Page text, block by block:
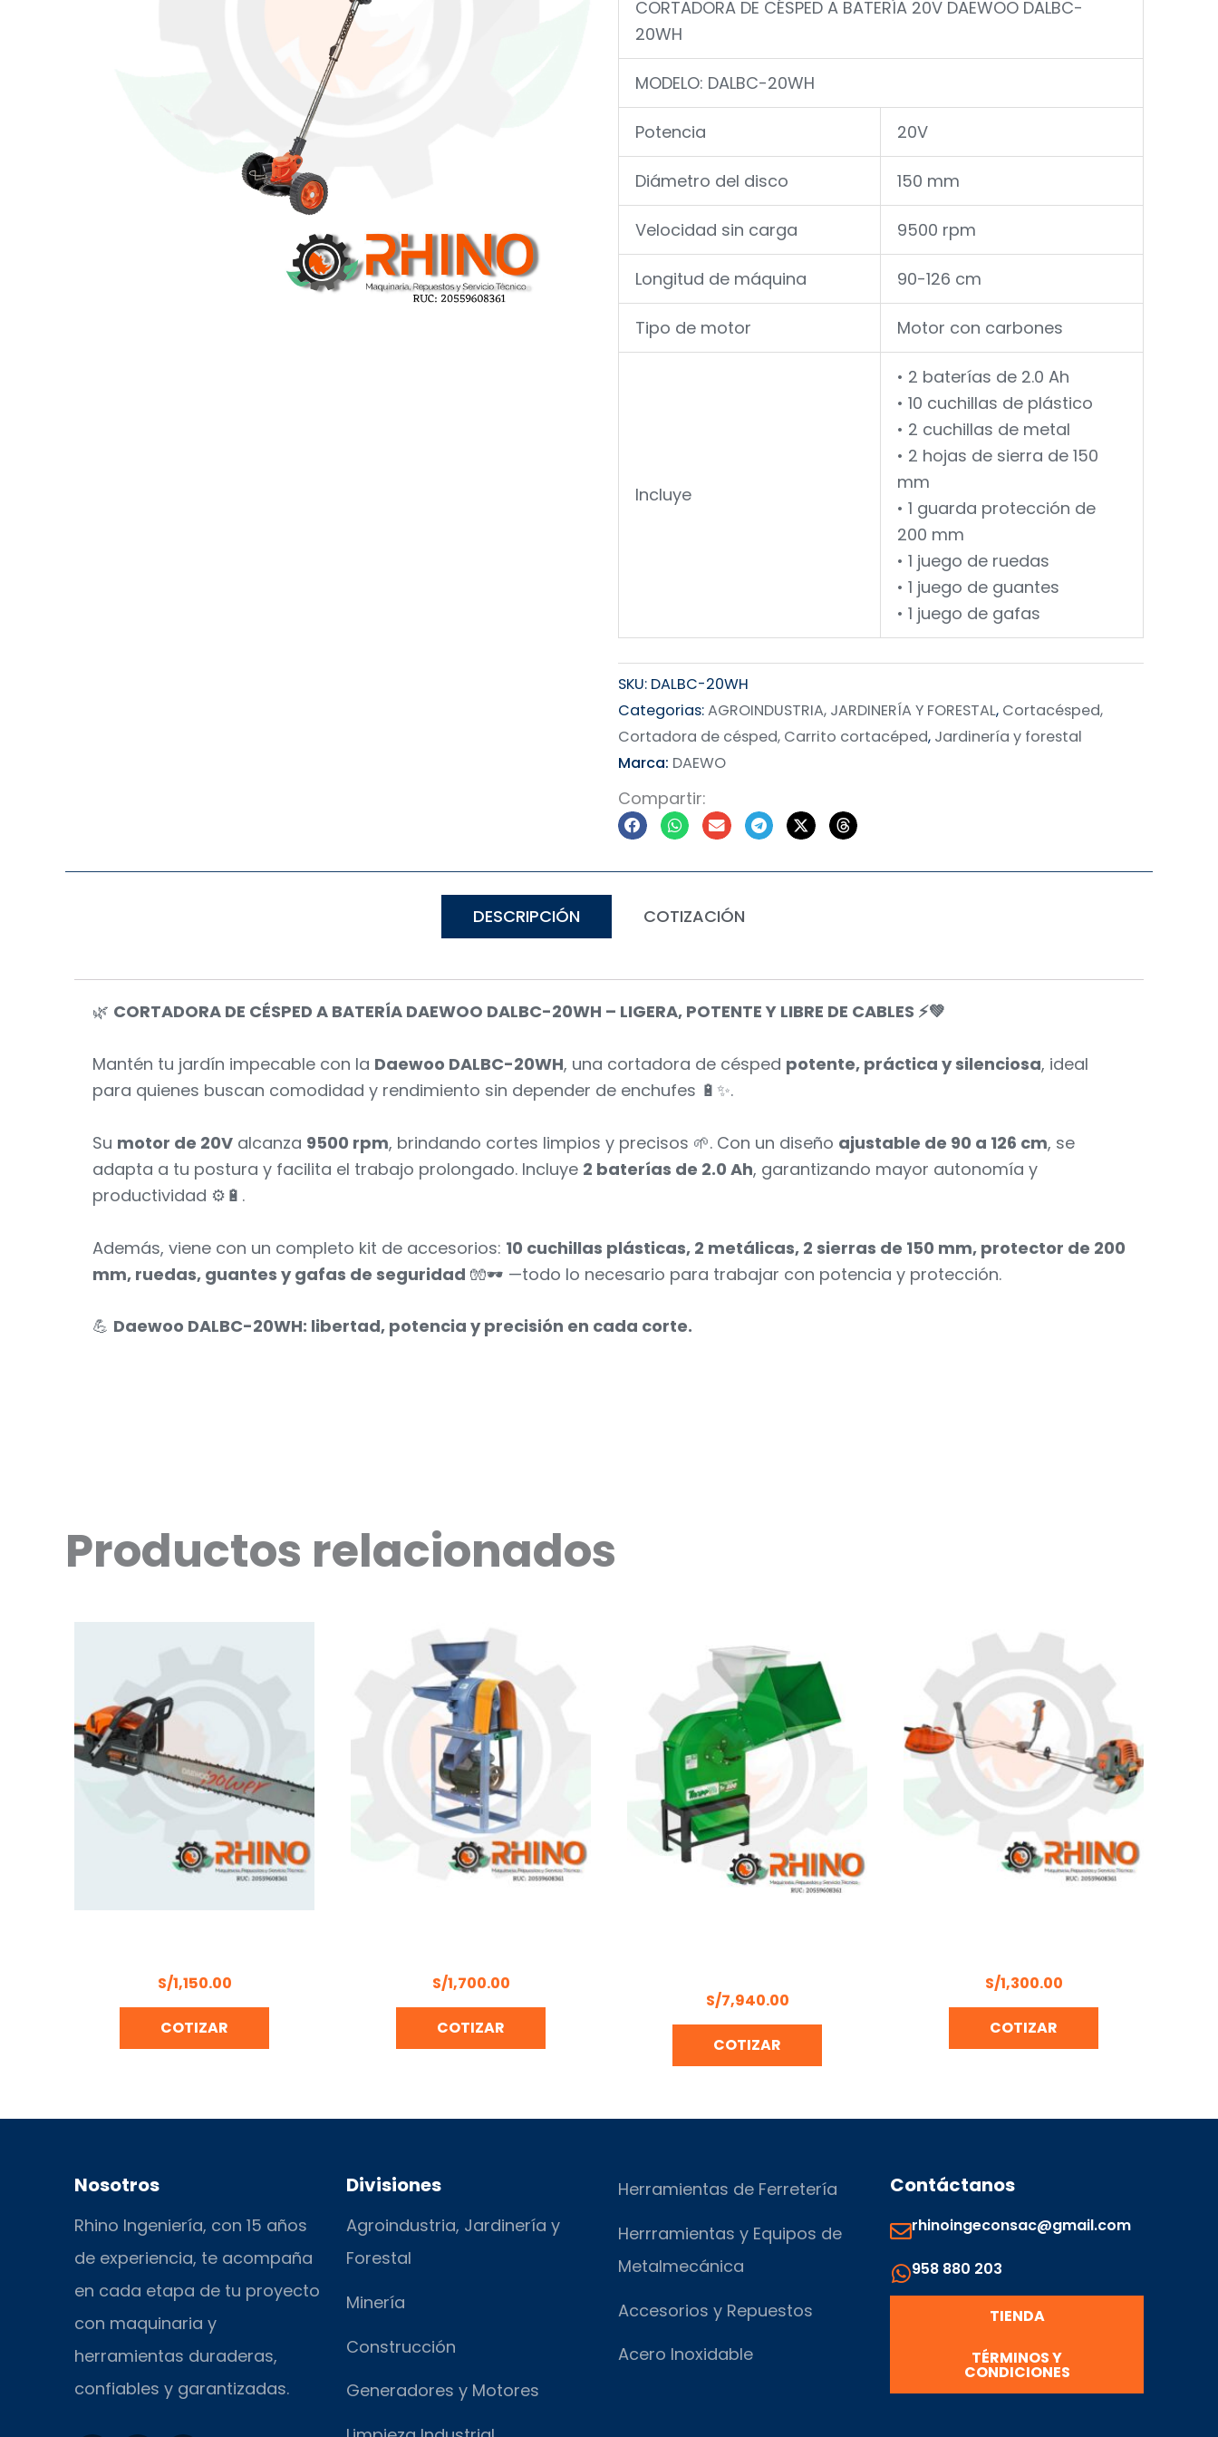
CORTADORA DE CÉSPED A BATERÍA 20V DAEWOO DALBC-
20WH
MODELO: DALBC-20WH
Potencia 20V
Diámetro del disco 150 mm
Velocidad sin carga 9500 rpm
Longitud de máquina 90-126 cm
Tipo de motor Motor con carbones
Incluye
• 2 baterías de 2.0 Ah
• 10 cuchillas de plástico
• 2 cuchillas de metal
• 2 hojas de sierra de 150
mm
• 1 guarda protección de
200 mm
• 1 juego de ruedas
• 1 juego de guantes
• 1 juego de gafas
SKU: DALBC-20WH
Categorias:AGROINDUSTRIA, JARDINERÍA Y FORESTAL, Cortacésped,
Cortadora de césped, Carrito cortacéped, Jardinería y forestal
Marca: DAEWO
Compartir:
DESCRIPCIÓN COTIZACIÓN
🌿 CORTADORA DE CÉSPED A BATERÍA DAEWOO DALBC-20WH – LIGERA, POTENTE Y LIBRE DE CABLES ⚡💚
Mantén tu jardín impecable con la Daewoo DALBC-20WH, una cortadora de césped potente, práctica y silenciosa, ideal
para quienes buscan comodidad y rendimiento sin depender de enchufes 🔋✨.
Su motor de 20V alcanza 9500 rpm, brindando cortes limpios y precisos 🌱. Con un diseño ajustable de 90 a 126 cm, se
adapta a tu postura y facilita el trabajo prolongado. Incluye 2 baterías de 2.0 Ah, garantizando mayor autonomía y
productividad ⚙️🔋.
Además, viene con un completo kit de accesorios: 10 cuchillas plásticas, 2 metálicas, 2 sierras de 150 mm, protector de 200
mm, ruedas, guantes y gafas de seguridad 🧤🕶️ —todo lo necesario para trabajar con potencia y protección.
💪 Daewoo DALBC-20WH: libertad, potencia y precisión en cada corte.
Productos relacionados
S/1,150.00
COTIZAR
S/1,700.00
COTIZAR
S/7,940.00
COTIZAR
S/1,300.00
COTIZAR
Nosotros
Rhino Ingeniería, con 15 años
de experiencia, te acompaña
en cada etapa de tu proyecto
con maquinaria y
herramientas duraderas,
confiables y garantizadas.
Divisiones
Agroindustria, Jardinería y
Forestal
Minería
Construcción
Generadores y Motores
Herramientas de Ferretería
Herrramientas y Equipos de
Metalmecánica
Accesorios y Repuestos
Acero Inoxidable
Contáctanos
rhinoingeconsac@gmail.com
958 880 203
TIENDA
TÉRMINOS Y
CONDICIONES